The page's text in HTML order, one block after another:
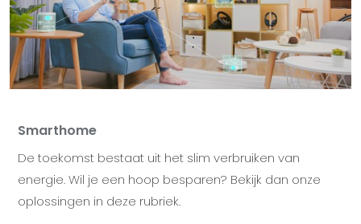
Smarthome
De toekomst bestaat uit het slim verbruiken van
energie. Wil je een hoop besparen? Bekijk dan onze
oplossingen in deze rubriek.